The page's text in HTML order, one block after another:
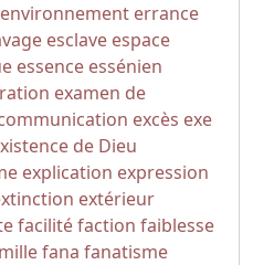
environnement errance
esclave espace
essence essénien
examen de
excès exe
de Dieu
explication expression
extérieur
facilitéfaction faiblesse
fana fanatisme